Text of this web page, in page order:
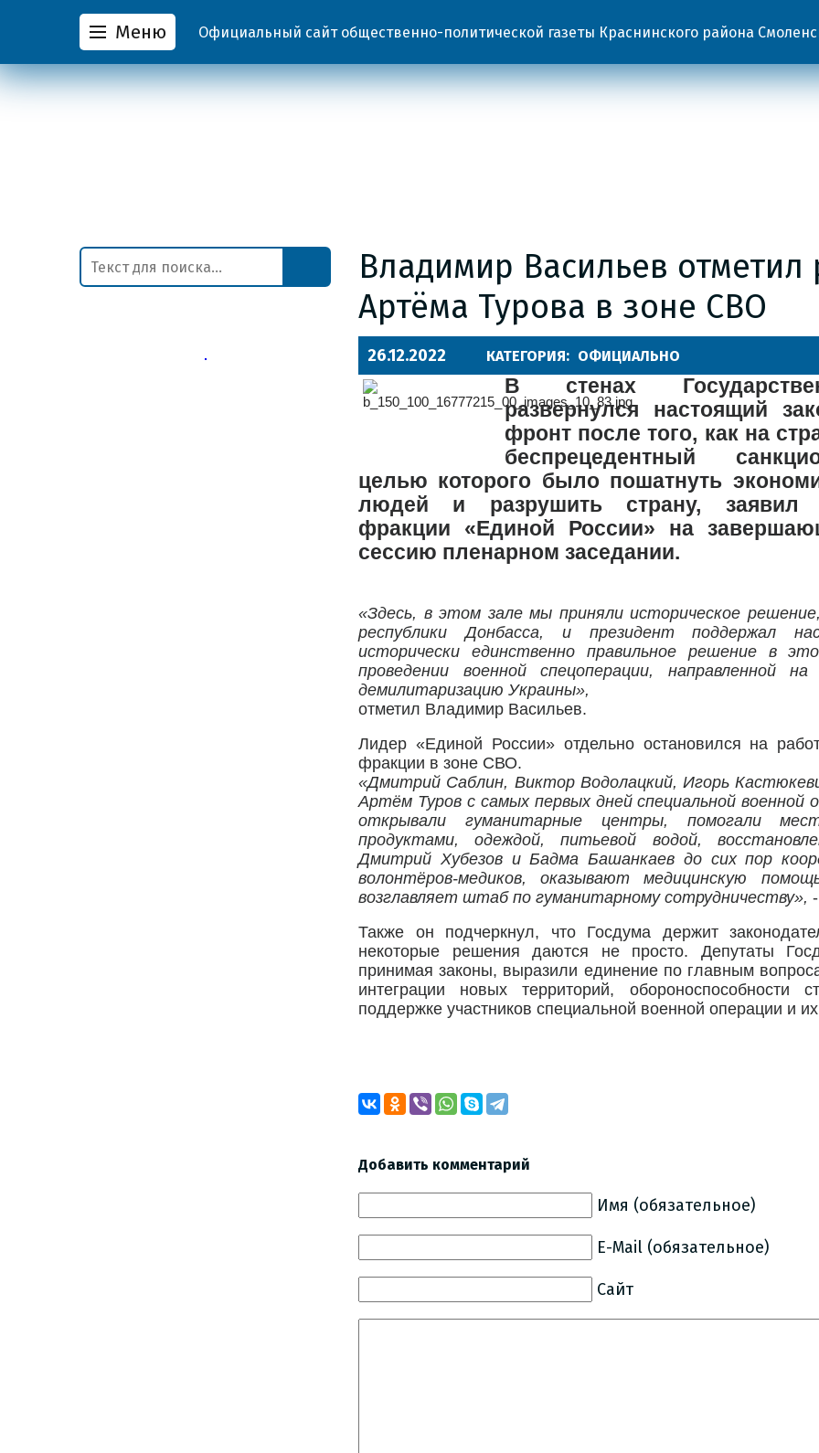
Меню Официальный сайт общественно-политической газеты Краснинского района
Владимир Васильев отметил
Артёма Турова в зоне СВО
26.12.2022 КАТЕГОРИЯ: ОФИЦИАЛЬНО
В стенах
развернулся настоящий
фронт после того, как на
беспрецедентный
целью которого было пошатнуть
людей и разрушить страну, заявил
фракции «Единой России» на
сессию пленарном заседании.
«Здесь, в этом зале мы приняли историческое
республики Донбасса, и президент поддержал
исторически единственно правильное решение в
проведении военной спецоперации, направленной
демилитаризацию Украины»,
отметил Владимир Васильев.
Лидер «Единой России»​ отдельно остановился на
фракции в зоне СВО.
«Дмитрий Саблин, Виктор Водолацкий, Игорь
Артём Туров с самых первых дней специальной военной
открывали гуманитарные центры, помогали
продуктами, одеждой, питьевой водой,
Дмитрий Хубезов и Бадма Башанкаев до сих пор
волонтёров-медиков, оказывают медицинскую
возглавляет штаб по гуманитарному сотрудничеству»,
Также он подчеркнул, что Госдума держит
некоторые решения даются не просто.​ Депутаты
принимая законы, выразили единение по главным
интеграции новых территорий, обороноспособности
поддержке участников специальной военной операции и
Добавить комментарий
Имя (обязательное)
E-Mail (обязательное)
Сайт